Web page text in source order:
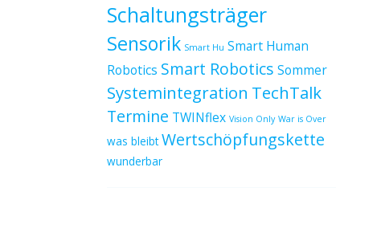
Schaltungsträger
Sensorik Smart Hu Smart Human
Robotics Smart Robotics Sommer
Systemintegration TechTalk
Termine TWINflex Vision Only War is Over
was bleibt Wertschöpfungskette
wunderbar